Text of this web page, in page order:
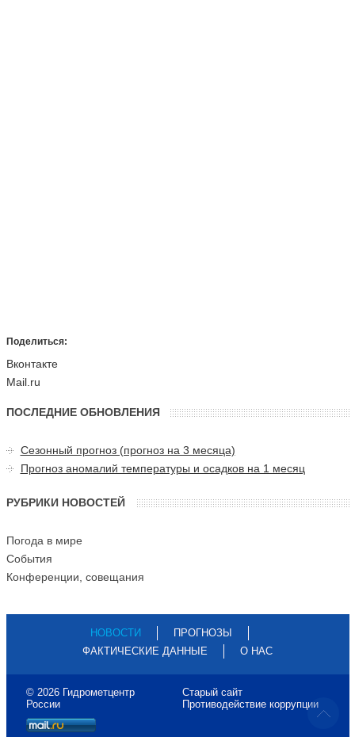
Поделиться:
Вконтакте
Mail.ru
ПОСЛЕДНИЕ ОБНОВЛЕНИЯ
Сезонный прогноз (прогноз на 3 месяца)
Прогноз аномалий температуры и осадков на 1 месяц
РУБРИКИ НОВОСТЕЙ
Погода в мире
События
Конференции, совещания
НОВОСТИ
ПРОГНОЗЫ
ФАКТИЧЕСКИЕ ДАННЫЕ
О НАС
© 2026 Гидрометцентр
России
Старый сайт
Противодействие коррупции